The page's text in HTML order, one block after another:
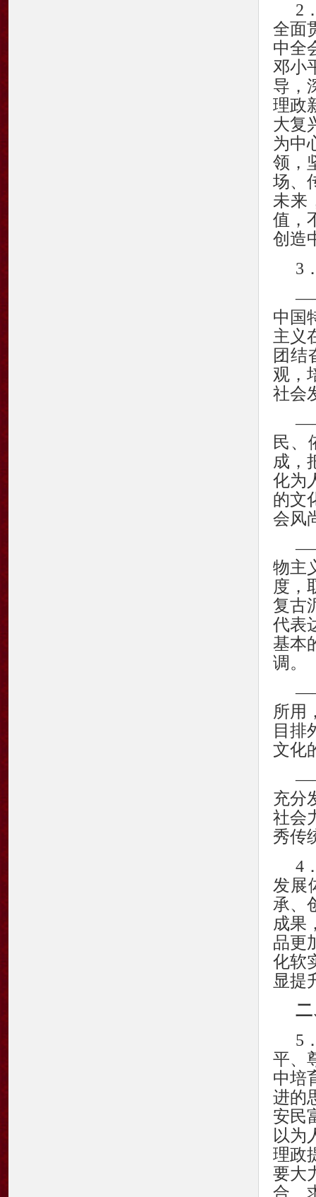
2
全面
中全
邓小
导，
理政
大复
为中
领，
场、
未来
值，
创造
3
中国
主义
团结
观，
社会
民、
成，
化为
的文
会风
物主
度，
复古
代表
基本
调。
所用
目排
文化
充分
社会
秀传
4
发展
承、
成果
品更
化软
显提
二
5
平、
中培
进的
安民
以为
理政
要大
合、